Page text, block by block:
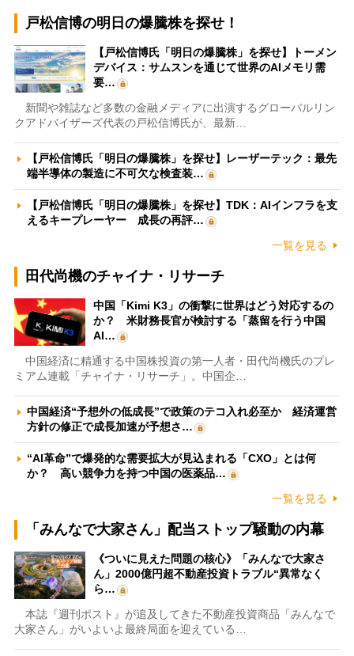
戸松信博の明日の爆騰株を探せ！
【戸松信博氏「明日の爆騰株」を探せ】トーメン
デバイス：サムスンを通じて世界のAIメモリ需
要…
新聞や雑誌など多数の金融メディアに出演するグローバルリン
クアドバイザーズ代表の戸松信博氏が、最新…
【戸松信博氏「明日の爆騰株」を探せ】レーザーテック：最先
端半導体の製造に不可欠な検査装…
【戸松信博氏「明日の爆騰株」を探せ】TDK：AIインフラを支
えるキープレーヤー 成長の再評…
一覧を見る
田代尚機のチャイナ・リサーチ
中国「Kimi K3」の衝撃に世界はどう対応するの
か？ 米財務長官が検討する「蒸留を行う中国
AI…
中国経済に精通する中国株投資の第一人者・田代尚機氏のプレ
ミアム連載「チャイナ・リサーチ」。中国企…
中国経済“予想外の低成長”で政策のテコ入れ必至か 経済運営
方針の修正で成長加速が予想さ…
“AI革命”で爆発的な需要拡大が見込まれる「CXO」とは何
か？ 高い競争力を持つ中国の医薬品…
一覧を見る
「みんなで大家さん」配当ストップ騒動の内幕
《ついに見えた問題の核心》「みんなで大家さ
ん」2000億円超不動産投資トラブル“異常なく
ら…
本誌『週刊ポスト』が追及してきた不動産投資商品「みんなで
大家さん」がいよいよ最終局面を迎えている…